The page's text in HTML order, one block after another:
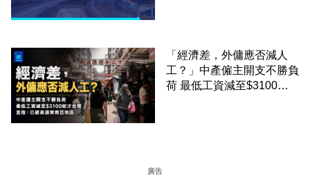
「經濟差，外傭應否減人
工？」中產僱主開支不勝負
荷 最低工資減至$3100蚊
廣告